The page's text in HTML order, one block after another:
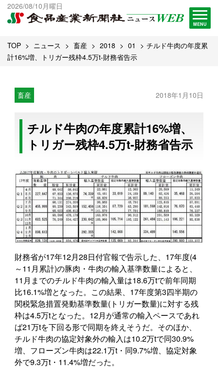
2026/08/10月曜日
MENU
出版物一覧へ
試読・購読申し込み
TOP ニュース 畜産 2018 01
チルド牛肉の年度累
計16%増、トリガー残枠4.5万t-財務省告示
畜産 2018年1月10日
チルド牛肉の年度累計16%増、
トリガー残枠4.5万t-財務省告示
財務省が17年12月28日付官報で告示した、17年度(4
～11月累計)の豚肉・牛肉の輸入基準数量によると、
11月までのチルド牛肉の輸入量は18.6万tで前年同期
比16.1%増となった。この結果、17年度第3四半期の
関税緊急措置発動基準数量(トリガー数量)に対する残
枠は4.5万tとなった。12月が通常の輸入ペースであれ
ば21万tを下回る形で同期を終えそうだ。そのほか、
チルド牛肉の協定対象外の輸入は10.2万tで同30.9%
増、フローズン牛肉は22.1万t・同9.7%増、協定対象
外で9.3万t・11.4%増だった。